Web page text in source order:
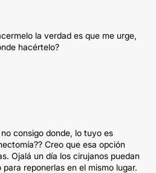
la verdad es que me urge,
hacértelo?
consigo donde, lo tuyo es
Creo que esa opción
Ojalá un día los cirujanos puedan
reponerlas en el mismo lugar.